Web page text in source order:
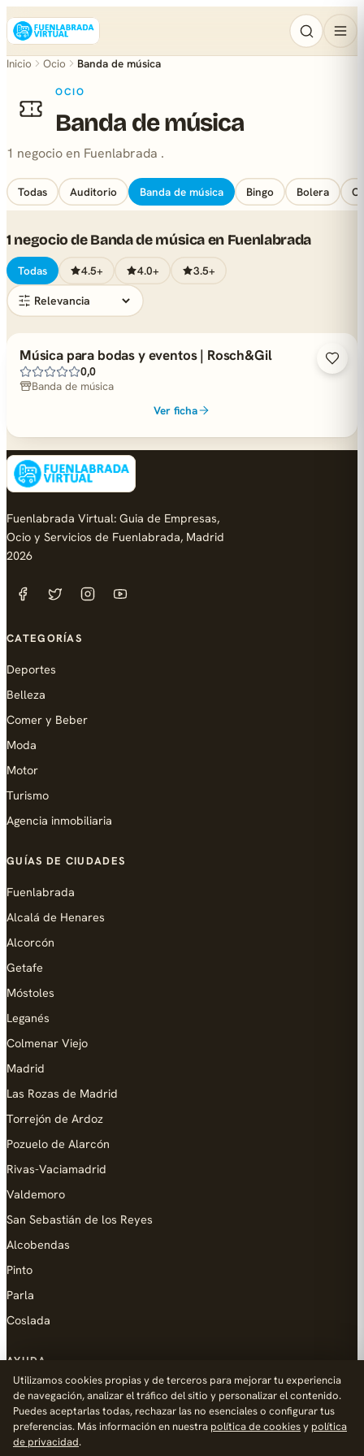
Inicio Ocio Banda de música
OCIO
Banda de música
1 negocio en Fuenlabrada .
Todas Auditorio Banda de música Bingo Bolera
1 negocio de Banda de música en Fuenlabrada
Todas 4.5+ 4.0+ 3.5+
Música para bodas y eventos | Rosch&Gil
0,0
Banda de música
Ver ficha
Fuenlabrada Virtual: Guia de Empresas,
Ocio y Servicios de Fuenlabrada, Madrid
2026
CATEGORÍAS
Deportes
Belleza
Comer y Beber
Moda
Motor
Turismo
Agencia inmobiliaria
GUÍAS DE CIUDADES
Fuenlabrada
Alcalá de Henares
Alcorcón
Getafe
Móstoles
Leganés
Colmenar Viejo
Madrid
Las Rozas de Madrid
Torrejón de Ardoz
Pozuelo de Alarcón
Rivas-Vaciamadrid
Valdemoro
San Sebastián de los Reyes
Alcobendas
Pinto
Parla
Coslada
AYUDA
Añadir empresa
Contacto
Política de Privacidad
Utilizamos cookies propias y de terceros para mejorar tu experiencia
de navegación, analizar el tráfico del sitio y personalizar el contenido.
Puedes aceptarlas todas, rechazar las no esenciales o configurar tus
preferencias. Más información en nuestra política de cookiesy política
de privacidad.